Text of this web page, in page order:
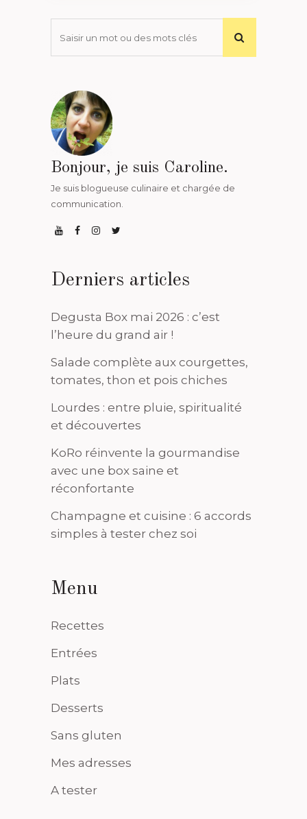
Bonjour, je suis Caroline.
Je suis blogueuse culinaire et chargée de
communication.
Derniers articles
Degusta Box mai 2026 : c’est
l’heure du grand air !
Salade complète aux courgettes,
tomates, thon et pois chiches
Lourdes : entre pluie, spiritualité
et découvertes
KoRo réinvente la gourmandise
avec une box saine et
réconfortante
Champagne et cuisine : 6 accords
simples à tester chez soi
Menu
Recettes
Entrées
Plats
Desserts
Sans gluten
Mes adresses
A tester